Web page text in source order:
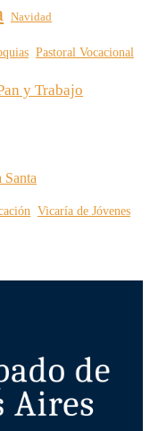
Navidad
Pastoral Vocacional
y Trabajo
Santa
Vicaría de Jóvenes